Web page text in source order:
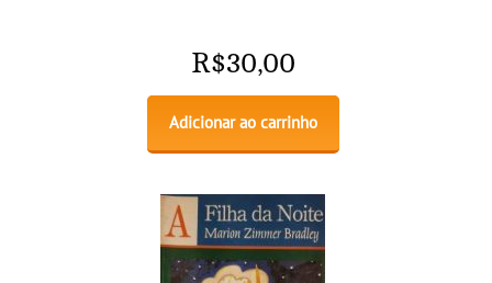
R$30,00
Adicionar ao carrinho